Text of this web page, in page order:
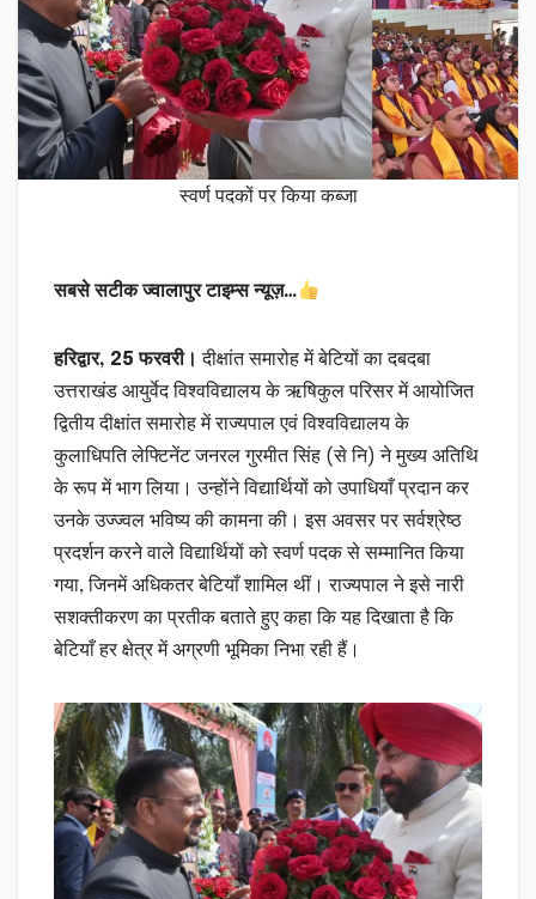
स्वर्ण पदकों पर किया कब्जा
सबसे सटीक ज्वालापुर टाइम्स न्यूज़…
हरिद्वार, 25 फरवरी। दीक्षांत समारोह में बेटियों का दबदबा
उत्तराखंड आयुर्वेद विश्वविद्यालय के ऋषिकुल परिसर में आयोजित
द्वितीय दीक्षांत समारोह में राज्यपाल एवं विश्वविद्यालय के
कुलाधिपति लेफ्टिनेंट जनरल गुरमीत सिंह (से नि) ने मुख्य अतिथि
के रूप में भाग लिया। उन्होंने विद्यार्थियों को उपाधियाँ प्रदान कर
उनके उज्ज्वल भविष्य की कामना की। इस अवसर पर सर्वश्रेष्ठ
प्रदर्शन करने वाले विद्यार्थियों को स्वर्ण पदक से सम्मानित किया
गया, जिनमें अधिकतर बेटियाँ शामिल थीं। राज्यपाल ने इसे नारी
सशक्तीकरण का प्रतीक बताते हुए कहा कि यह दिखाता है कि
बेटियाँ हर क्षेत्र में अग्रणी भूमिका निभा रही हैं।